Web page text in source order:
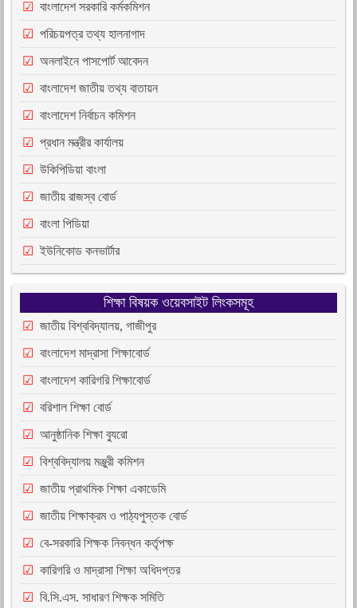
বাংলাদেশ সরকারি কর্মকমিশন
পরিচয়পত্র তথ্য হালনাগাদ
অনলাইনে পাসপোর্ট আবেদন
বাংলাদেশ জাতীয় তথ্য বাতায়ন
বাংলাদেশ নির্বাচন কমিশন
প্রধান মন্ত্রীর কার্যালয়
উকিপিডিয়া বাংলা
জাতীয় রাজস্ব বোর্ড
বাংলা পিডিয়া
ইউনিকোড কনভার্টার
শিক্ষা বিষয়ক ওয়েবসাইট লিংকসমূহ
জাতীয় বিশ্ববিদ্যালয়, গাজীপুর
বাংলাদেশ মাদ্রাসা শিক্ষাবোর্ড
বাংলাদেশ কারিগরি শিক্ষাবোর্ড
বরিশাল শিক্ষা বোর্ড
আনুষ্ঠানিক শিক্ষা ব্যুরো
বিশ্ববিদ্যালয় মঞ্জুরী কমিশন
জাতীয় প্রাথমিক শিক্ষা একাডেমি
জাতীয় শিক্ষাক্রম ও পাঠ্যপুস্তক বোর্ড
বে-সরকারি শিক্ষক নিবন্ধন কর্তৃপক্ষ
কারিগরি ও মাদ্রাসা শিক্ষা অধিদপ্তর
বি.সি.এস. সাধারণ শিক্ষক সমিতি